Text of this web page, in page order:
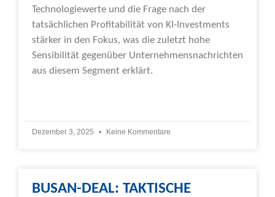
Technologiewerte und die Frage nach der
tatsächlichen Profitabilität von KI-Investments
stärker in den Fokus, was die zuletzt hohe
Sensibilität gegenüber Unternehmensnachrichten
aus diesem Segment erklärt.
Dezember 3, 2025 Keine Kommentare
BUSAN-DEAL: TAKTISCHE